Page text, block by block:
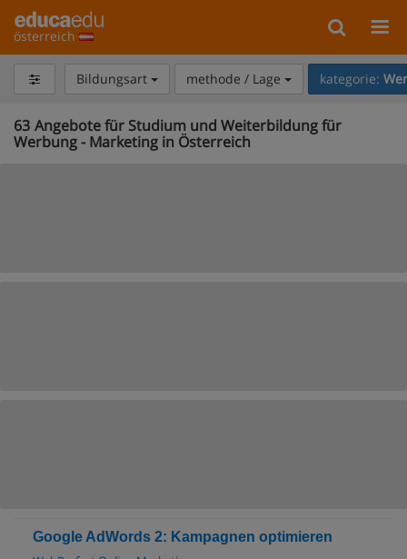
österreich
Bildungsart methode / Lage kategorie:
63 Angebote für Studium und Weiterbildung für
Werbung - Marketing in Österreich
Google AdWords 2: Kampagnen optimieren